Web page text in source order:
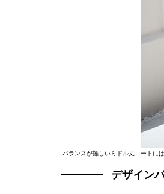
バランスが難しいミドル丈コートに
デザイン